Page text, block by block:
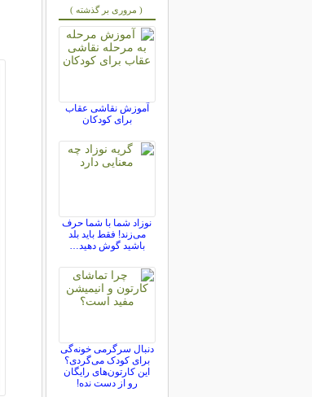
( مروری بر گذشته )
آموزش نقاشی عقاب
برای کودکان
نوزاد شما با شما حرف
می‌زند! فقط باید بلد
باشید گوش دهید…
دنبال سرگرمی خونه‌گی
برای کودک می‌گردی؟
این کارتون‌های رایگان
رو از دست نده!